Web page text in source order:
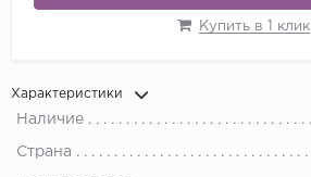
Купить в 1 клик
Характеристики
Наличие
Страна